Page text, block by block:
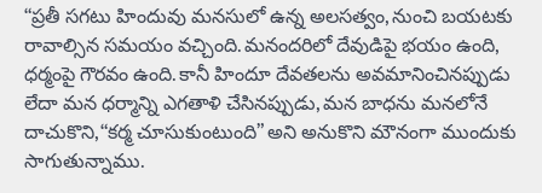
“ప్రతీ సగటు హిందువు మనసులో ఉన్న అలసత్వం, నుంచి బయటకు
రావాల్సిన సమయం వచ్చింది. మనందరిలో దేవుడిపై భయం ఉంది,
ధర్మంపై గౌరవం ఉంది. కానీ హిందూ దేవతలను అవమానించినప్పుడు
లేదా మన ధర్మాన్ని ఎగతాళి చేసినప్పుడు, మన బాధను మనలోనే
దాచుకొని, “కర్మ చూసుకుంటుంది” అని అనుకొని మౌనంగా ముందుకు
సాగుతున్నాము.